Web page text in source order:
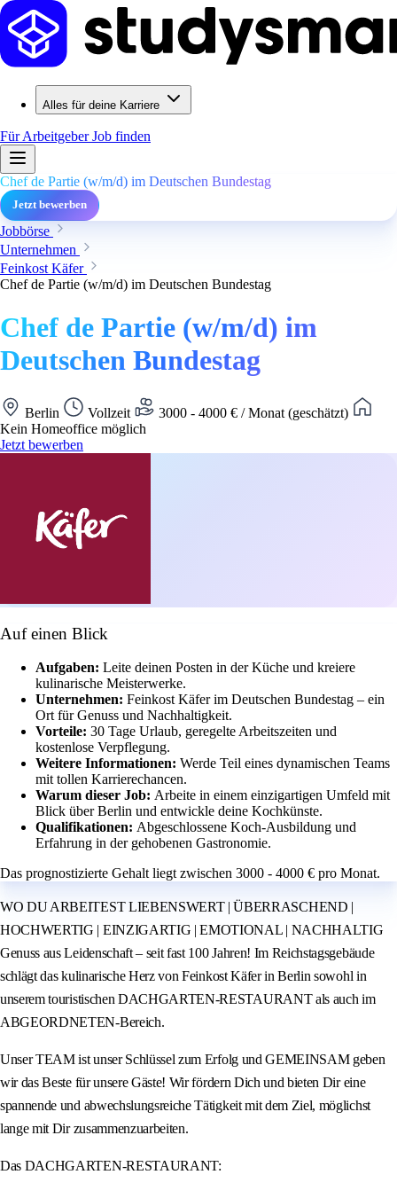
Alles für deine Karriere
Für ArbeitgeberJob finden
Chef de Partie (w/m/d) im Deutschen Bundestag
Jetzt bewerben
Jobbörse
Unternehmen
Feinkost Käfer
Chef de Partie (w/m/d) im Deutschen Bundestag
Chef de Partie (w/m/d) im
Deutschen Bundestag
Berlin Vollzeit
3000 - 4000 € / Monat (geschätzt)
Kein Homeoffice möglich
Jetzt bewerben
Auf einen Blick
Aufgaben: Leite deinen Posten in der Küche und kreiere
kulinarische Meisterwerke.
Unternehmen: Feinkost Käfer im Deutschen Bundestag – ein
Ort für Genuss und Nachhaltigkeit.
Vorteile: 30 Tage Urlaub, geregelte Arbeitszeiten und
kostenlose Verpflegung.
Weitere Informationen: Werde Teil eines dynamischen Teams
mit tollen Karrierechancen.
Warum dieser Job: Arbeite in einem einzigartigen Umfeld mit
Blick über Berlin und entwickle deine Kochkünste.
Qualifikationen: Abgeschlossene Koch-Ausbildung und
Erfahrung in der gehobenen Gastronomie.
Das prognostizierte Gehalt liegt zwischen 3000 - 4000 € pro Monat.
WO DU ARBEITEST LIEBENSWERT | ÜBERRASCHEND |
HOCHWERTIG | EINZIGARTIG | EMOTIONAL | NACHHALTIG
Genuss aus Leidenschaft – seit fast 100 Jahren! Im Reichstagsgebäude
schlägt das kulinarische Herz von Feinkost Käfer in Berlin sowohl in
unserem touristischen DACHGARTEN-RESTAURANT als auch im
ABGEORDNETEN-Bereich.
Unser TEAM ist unser Schlüssel zum Erfolg und GEMEINSAM geben
wir das Beste für unsere Gäste! Wir fördern Dich und bieten Dir eine
spannende und abwechslungsreiche Tätigkeit mit dem Ziel, möglichst
lange mit Dir zusammenzuarbeiten.
Das DACHGARTEN-RESTAURANT: